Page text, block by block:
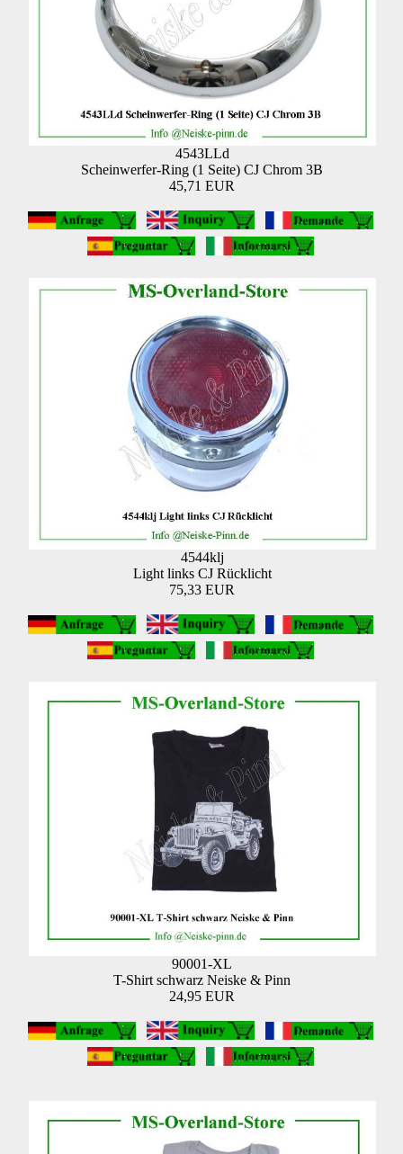
4543LLd
Scheinwerfer-Ring (1 Seite) CJ Chrom 3B
45,71 EUR
4544klj
Light links CJ Rücklicht
75,33 EUR
90001-XL
T-Shirt schwarz Neiske & Pinn
24,95 EUR